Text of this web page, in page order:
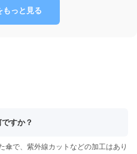
もっと見る
すか？
傘で、紫外線カットなどの加工はあり